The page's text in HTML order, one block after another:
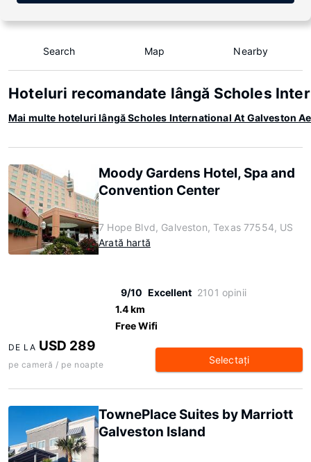
Search Map Nearby
Hoteluri recomandate lângă Scholes
Mai multe hoteluri lângă Scholes International At Galveston
Moody Gardens Hotel, Spa and
Convention Center
7 Hope Blvd, Galveston, Texas 77554, US
Arată hartă
9/10 Excellent 2101 opinii
1.4 km
Free Wifi
DE LA USD 289
pe cameră / pe noapte Selectaţi
TownePlace Suites by Marriott
Galveston Island